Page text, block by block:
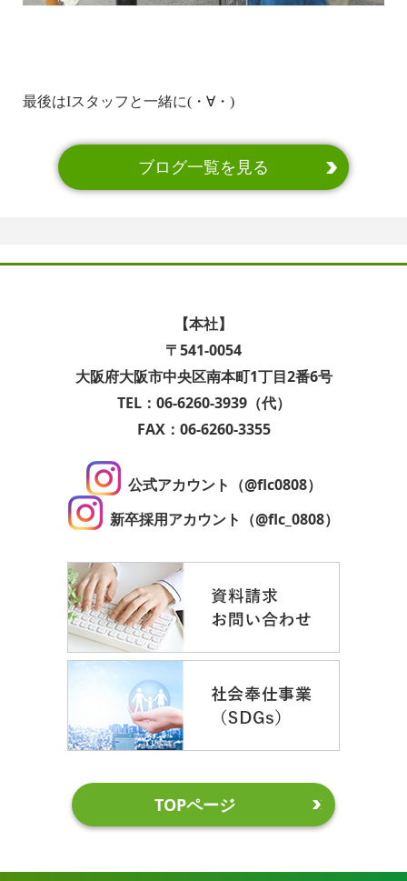
最後はIスタッフと一緒に(・∀・)
ブログ一覧を見る
【本社】
〒541-0054
大阪府大阪市中央区南本町1丁目2番6号
TEL：06-6260-3939（代）
FAX：06-6260-3355
公式アカウント（@flc0808）
新卒採用アカウント（@flc_0808）
TOPページ